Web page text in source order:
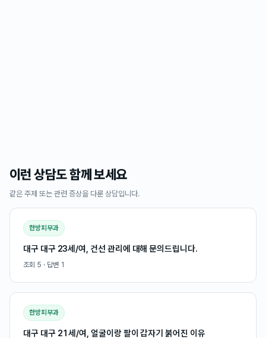
이런 상담도 함께 보세요
같은 주제 또는 관련 증상을 다룬 상담입니다.
한방피부과
대구 대구 23세/여, 건선 관리에 대해 문의드립니다.
조회 5 · 답변 1
한방피부과
대구 대구 21세/여, 얼굴이랑 팔이 갑자기 붉어진 이유